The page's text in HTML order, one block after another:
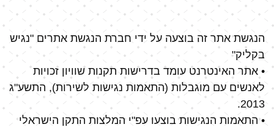
הנגשת אתר זה בוצעה על ידי חברת הנגשת אתרים "נגיש
בקליק"
• אתר האינטרנט עומד בדרישות תקנות שוויון זכויות
לאנשים עם מוגבלות (התאמות נגישות לשירות), התשע"ג
2013.
• התאמות הנגישות בוצעו עפ"י המלצות התקן הישראלי